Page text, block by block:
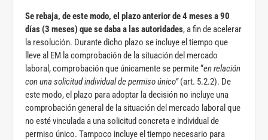
Se rebaja, de este modo, el plazo anterior de 4 meses a 90
días (3 meses) que se daba a las autoridades, a fin de acelerar
la resolución. Durante dicho plazo se incluye el tiempo que
lleve al EM la comprobación de la situación del mercado
laboral, comprobación que únicamente se permite “en relación
con una solicitud individual de permiso único”(art. 5.2.2). De
este modo, el plazo para adoptar la decisión no incluye una
comprobación general de la situación del mercado laboral que
no esté vinculada a una solicitud concreta e individual de
permiso único. Tampoco incluye el tiempo necesario para